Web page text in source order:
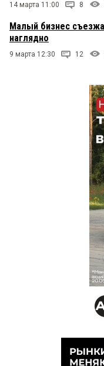
14 марта 11:00 8
Малый бизнес
наглядно
9 марта 12:30 12